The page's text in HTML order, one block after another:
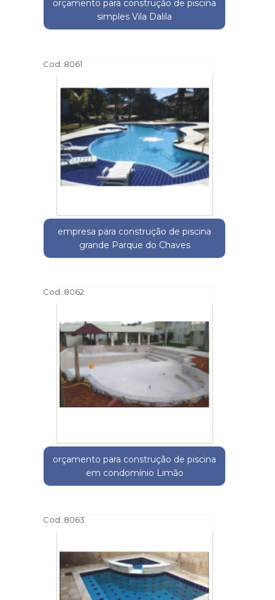
orçamento para construção de piscina
simples Vila Dalila
Cod.:8061
empresa para construção de piscina
grande Parque do Chaves
Cod.:8062
orçamento para construção de piscina
em condomínio Limão
Cod.:8063